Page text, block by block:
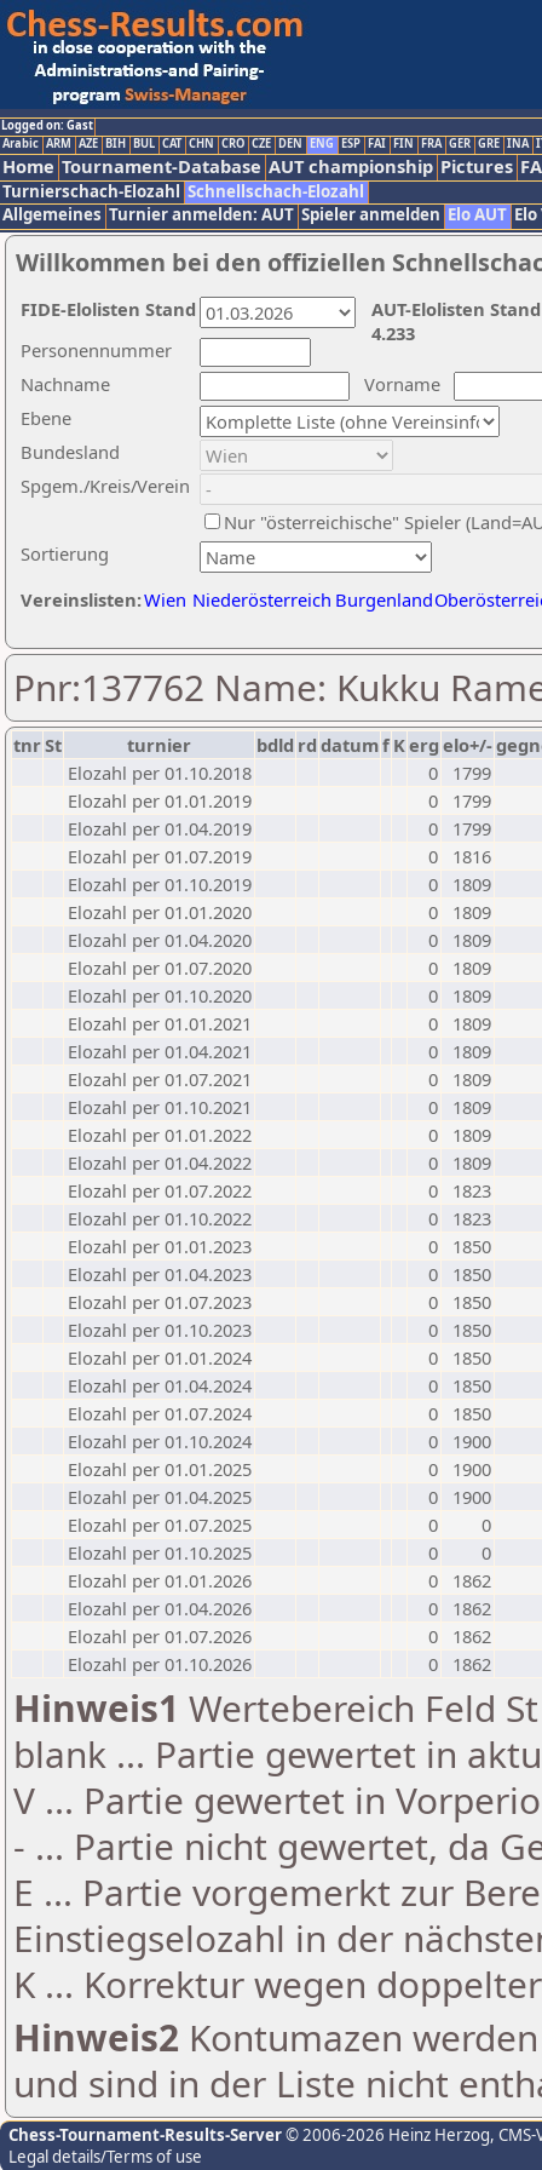
Logged on: Gast
Arabic ARM AZE BIH BUL CAT CHN CRO CZE DEN ENG ESP FAI FIN FRA GER GRE INA
Home Tournament-Database AUT championship Pictures
Turnierschach-Elozahl Schnellschach-Elozahl
Allgemeines Turnier anmelden: AUT Spieler anmelden Elo AUT
Willkommen bei den offiziellen
Nachname
Vorname
Ebene
Sortierung
Personennummer
Bundesland
Spgem./Kreis/Verein
Nur "österreichische" Spieler
Vereinslisten:Wien Niederösterreich Burgenland
AUT-Elolisten
4.233
FIDE-Elolisten Stand
Pnr:137762 Name: Kukku
tnrSt turnier bdld rd datumf Kerg elo+/-
Elozahl per 01.10.2018
0
1799
Elozahl per 01.01.2019
0
1799
Elozahl per 01.04.2019
0
1799
Elozahl per 01.07.2019
0
1816
Elozahl per 01.10.2019
0
1809
Elozahl per 01.01.2020
0
1809
Elozahl per 01.04.2020
0
1809
Elozahl per 01.07.2020
0
1809
Elozahl per 01.10.2020
0
1809
Elozahl per 01.01.2021
0
1809
Elozahl per 01.04.2021
0
1809
Elozahl per 01.07.2021
0
1809
Elozahl per 01.10.2021
0
1809
Elozahl per 01.01.2022
0
1809
Elozahl per 01.04.2022
0
1809
Elozahl per 01.07.2022
0
1823
Elozahl per 01.10.2022
0
1823
Elozahl per 01.01.2023
0
1850
Elozahl per 01.04.2023
0
1850
Elozahl per 01.07.2023
0
1850
Elozahl per 01.10.2023
0
1850
Elozahl per 01.01.2024
0
1850
Elozahl per 01.04.2024
0
1850
Elozahl per 01.07.2024
0
1850
Elozahl per 01.10.2024
0
1900
Elozahl per 01.01.2025
0
1900
Elozahl per 01.04.2025
0
1900
Elozahl per 01.07.2025
0
0
Elozahl per 01.10.2025
0
0
Elozahl per 01.01.2026
0
1862
Elozahl per 01.04.2026
0
1862
Elozahl per 01.07.2026
0
1862
Elozahl per 01.10.2026
0 1862
Hinweis1 Wertebereich Feld
blank ... Partie gewertet in
V ... Partie gewertet in
- ... Partie nicht gewertet, da
E ... Partie vorgemerkt zur
Einstiegselozahl in der
K ... Korrektur wegen
Hinweis2 Kontumazen
und sind in der Liste nicht
Chess-Tournament-Results-Server© 2006-2026 Heinz Herzog,
Legal details/Terms of use